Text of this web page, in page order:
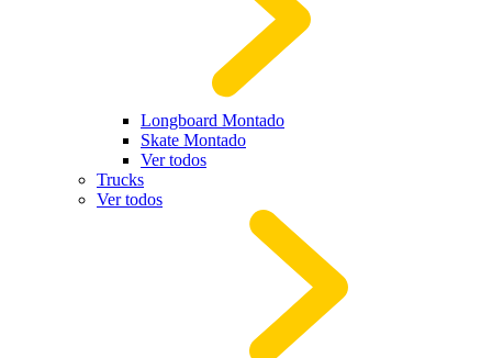
Longboard Montado
Skate Montado
Ver todos
Trucks
Ver todos